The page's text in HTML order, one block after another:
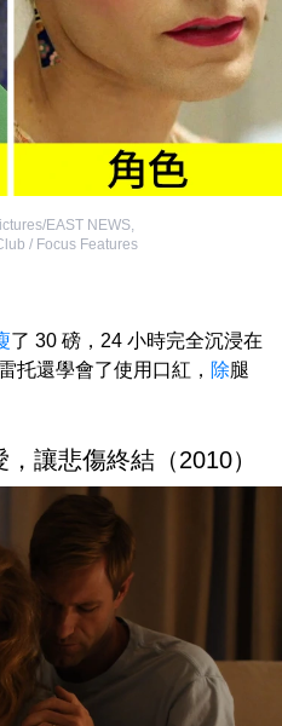
EAST NEWS,
/ Focus Features
了 30 磅，24 小時完全沉浸在
托還學會了使用口紅， 除腿
讓悲傷終結（2010）